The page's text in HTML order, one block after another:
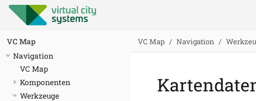
VC Map
Navigation
VC Map
Komponenten
Werkzeuge
VC Map Navigation